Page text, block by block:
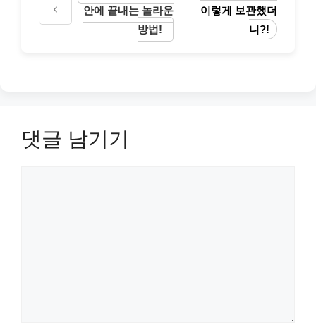
안에 끝내는 놀라운
방법!
이렇게 보관했더
니?!
댓글 남기기